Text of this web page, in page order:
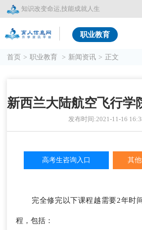
知识改变命运,技能成就人生
职业教育
首页 > 职业教育 > 新闻资讯 > 正文
发布时间:2021-11-16
高考生咨询入口 其
完全修完以下课程越需要2年时
程，包括：